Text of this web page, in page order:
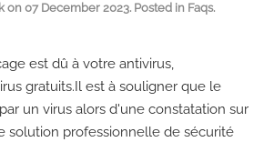
on07 December 2023. Posted in Faqs.
est dû à votre antivirus,
gratuits.Il est à souligner que le
un virus alors d'une constatation sur
solution professionnelle de sécurité